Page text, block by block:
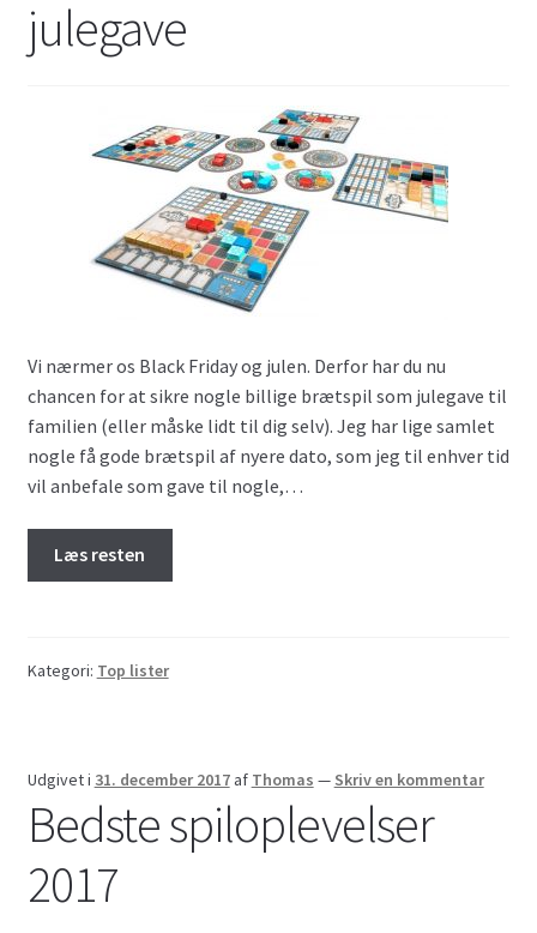
julegave
Vi nærmer os Black Friday og julen. Derfor har du nu
chancen for at sikre nogle billige brætspil som julegave til
familien (eller måske lidt til dig selv). Jeg har lige samlet
nogle få gode brætspil af nyere dato, som jeg til enhver tid
vil anbefale som gave til nogle,…
Læs resten
Kategori: Top lister
Udgivet i 31. december 2017 af Thomas — Skriv en kommentar
Bedste spiloplevelser
2017